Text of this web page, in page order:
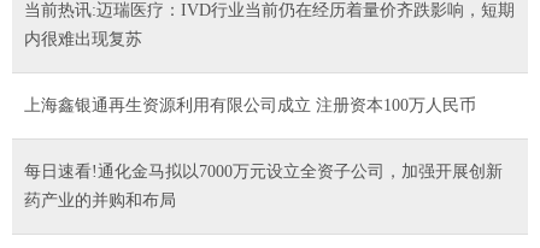
当前热讯:迈瑞医疗：IVD行业当前仍在经历着量价齐跌影响，短期
内很难出现复苏
上海鑫银通再生资源利用有限公司成立 注册资本100万人民币
每日速看!通化金马拟以7000万元设立全资子公司，加强开展创新
药产业的并购和布局